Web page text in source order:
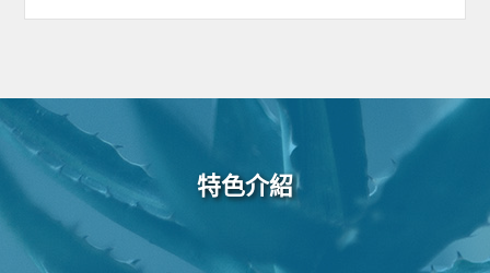
特色介紹